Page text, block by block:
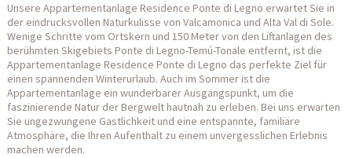
Unsere Appartementanlage Residence Ponte di Legno erwartet Sie in
der eindrucksvollen Naturkulisse von Valcamonica und Alta Val di Sole.
Wenige Schritte vom Ortskern und 150 Meter von den Liftanlagen des
berühmten Skigebiets Ponte di Legno-Temú-Tonale entfernt, ist die
Appartementanlage Residence Ponte di Legno das perfekte Ziel für
einen spannenden Winterurlaub. Auch im Sommer ist die
Appartementanlage ein wunderbarer Ausgangspunkt, um die
faszinierende Natur der Bergwelt hautnah zu erleben. Bei uns erwarten
Sie ungezwungene Gastlichkeit und eine entspannte, familiäre
Atmosphäre, die Ihren Aufenthalt zu einem unvergesslichen Erlebnis
machen werden.